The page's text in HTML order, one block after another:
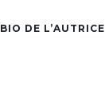
BIO DE L’AUTRICE